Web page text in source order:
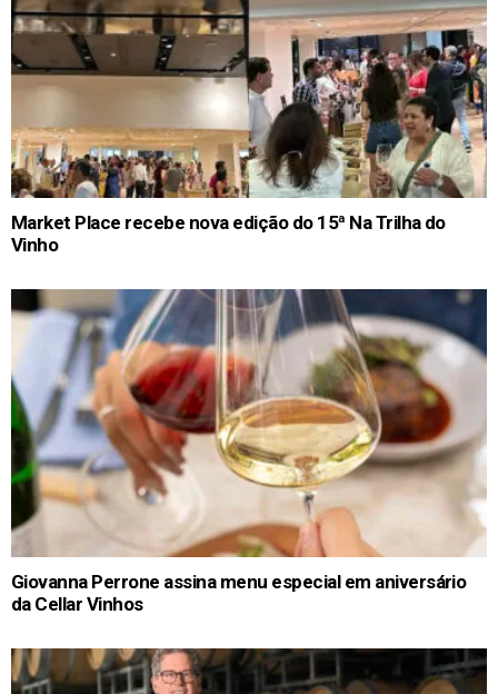
Market Place recebe nova edição do 15ª Na Trilha do
Vinho
Giovanna Perrone assina menu especial em aniversário
da Cellar Vinhos